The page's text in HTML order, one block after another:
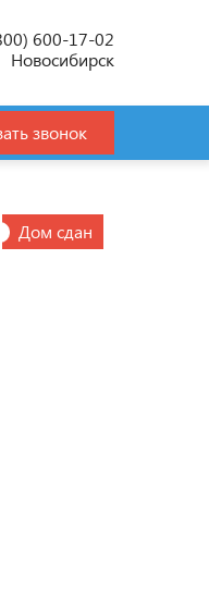
600-17-02
Новосибирск
звонок
Дом сдан